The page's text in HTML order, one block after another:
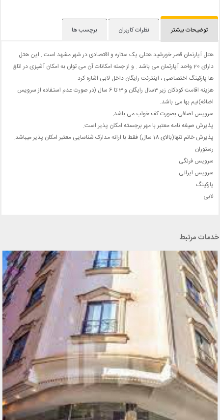
توضیحات بیشتر نظرات کاربران برچسب ها
هتل آپارتمان قصر خورشید هتلی یک ستاره و اقتصادی در شهر مشهد است . این هتل
دارای 20 واحد آپارتمان می باشد . و از جمله امکانات آن می توان به امکان آشپزی در اتاق
ها پارکینگ اختصاصی ، اینترنت رایگان داخل لابی اشاره کرد .
هزینه اقامت کودکان زیر 3سال رایگان و 3 تا 6 سال (در صورت عدم استفاده از سرویس
اضافه)نیم بها می باشد.
سرویس اضافی بصورت کف خواب می باشد.
پذیرش صیغه نامه معتبر با مهر برجسته امکان پذیر است.
پذیرش خانم تنها(بالای 18 سال) فقط با ارائه مدارک شناسایی معتبر امکان پذیر میباشد.
رستوران
سرویس فرنگی
سرویس ایرانی
پارکینگ
لابی
خدمات مرتبط